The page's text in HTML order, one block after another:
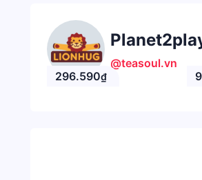
@teasoul.vn
296.590₫